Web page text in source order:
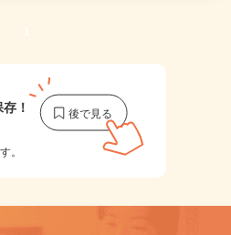
1
存！
。